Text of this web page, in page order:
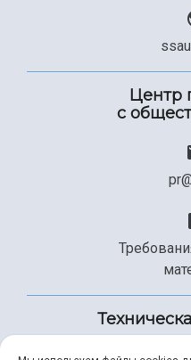
Центр
с